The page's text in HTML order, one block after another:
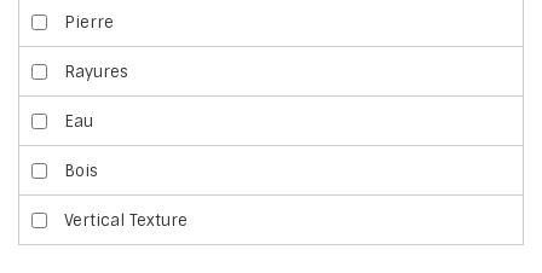
Pierre
Rayures
Eau
Bois
Vertical Texture